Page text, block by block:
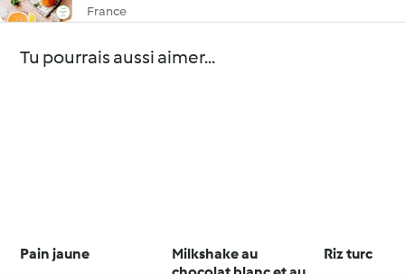
France
Tu pourrais aussi aimer...
Pain jaune
Milkshake au
Riz turc